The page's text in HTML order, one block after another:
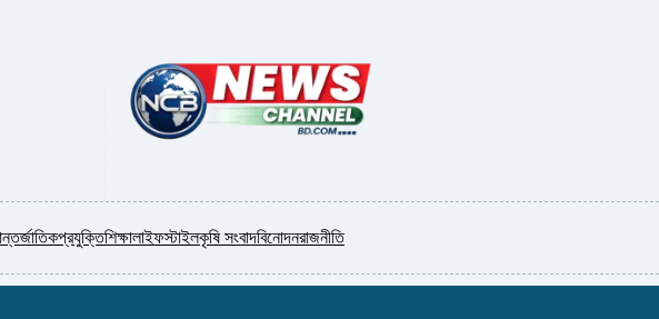
প্রযুক্তিশিক্ষালাইফস্টাইলকৃষি সংবাদবিনোদনরাজনীতি